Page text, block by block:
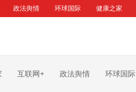
政法舆情 环球国际 健康之家
互联网+ 政法舆情 环球国际